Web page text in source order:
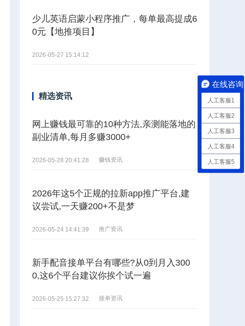
少儿英语启蒙小程序推广，每单最高提成6
0元【地推项目】
2026-05-27 15:14:12
精选资讯
网上赚钱最可靠的10种方法,亲测能落地的
副业清单,每月多赚3000+
2026-05-28 20:41:28 赚钱资讯
2026年这5个正规的拉新app推广平台,建
议尝试,一天赚200+不是梦
2026-05-24 14:41:39 推广资讯
新手配音接单平台有哪些?从0到月入300
0,这6个平台建议你挨个试一遍
2026-05-25 15:27:32 接单资讯
在线咨询
人工客服1
人工客服2
人工客服3
人工客服4
人工客服5